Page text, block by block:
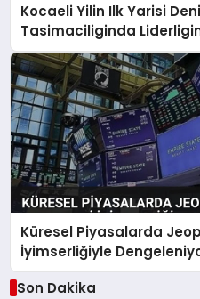
Kocaeli Yilin Ilk Yarisi
Tasimaciliginda
Küresel Piyasalarda
İyimserliğiyle
Son Dakika